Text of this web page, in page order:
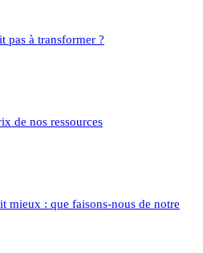
pas à transformer ?
de nos ressources
mieux : que faisons-nous de notre